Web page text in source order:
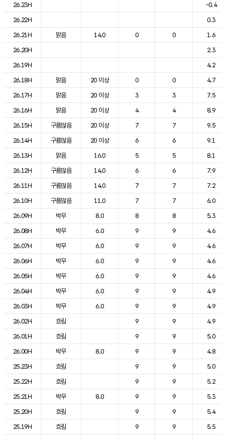
26.23H
-0.4
26.22H
0.3
26.21H
맑음 14.0 0 0
1.6
26.20H
2.3
26.19H
4.2
26.18H
맑음 20 이상 0 0
4.7
26.17H
맑음 20 이상 3 3
7.5
26.16H
맑음 20 이상 4 4
8.9
26.15H
구름많음 20 이상 7 7
9.5
26.14H
구름많음 20 이상 6 6
9.1
26.13H
맑음 16.0 5 5
8.1
26.12H
구름많음 14.0 6 6
7.9
26.11H
구름많음 14.0 7 7
7.2
26.10H
구름많음 11.0 7 7
6.0
26.09H
박무 8.0 8 8
5.3
26.08H
박무 6.0 9 9
4.6
26.07H
박무 6.0 9 9
4.6
26.06H
박무 6.0 9 9
4.6
26.05H
박무 6.0 9 9
4.6
26.04H
박무 6.0 9 9
4.9
26.03H
박무 6.0 9 9
4.9
26.02H
흐림 9 9
4.9
26.01H
흐림 9 9
5.0
26.00H
박무 8.0 9 9
4.8
25.23H
흐림 9 9
5.0
25.22H
흐림 9 9
5.2
25.21H
박무 8.0 9 9
5.3
25.20H
흐림 9 9
5.4
25.19H
흐림 9 9
5.5